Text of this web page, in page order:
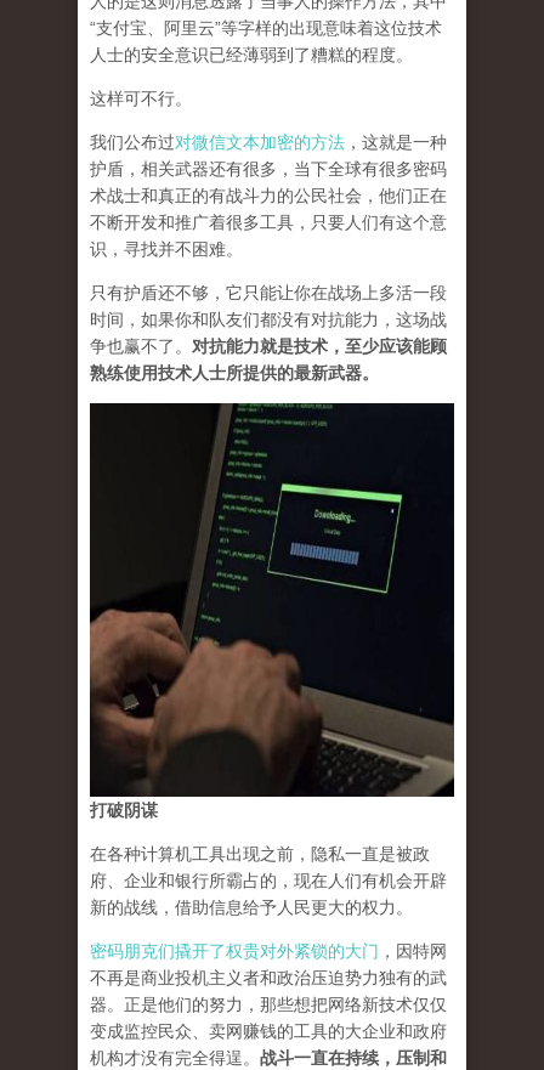
“支付宝、阿里云”等字样的出现意味着这位技术
人士的安全意识已经薄弱到了糟糕的程度。
这样可不行。
我们公布过对微信文本加密的方法 ，这就是一种
护盾，相关武器还有很多，当下全球有很多密码
术战士和真正的有战斗力的公民社会，他们正在
不断开发和推广着很多工具，只要人们有这个意
识，寻找并不困难。
只有护盾还不够，它只能让你在战场上多活一段
时间，如果你和队友们都没有对抗能力，这场战
争也赢不了。 对抗能力就是技术，至少应该能顾
熟练使用技术人士所提供的最新武器。
打破阴谋
在各种计算机工具出现之前，隐私一直是被政
府、企业和银行所霸占的，现在人们有机会开辟
新的战线，借助信息给予人民更大的权力。
密码朋克们撬开了权贵对外紧锁的大门 ，因特网
不再是商业投机主义者和政治压迫势力独有的武
器。正是他们的努力，那些想把网络新技术仅仅
变成监控民众、卖网赚钱的工具的大企业和政府
机构才没有完全得逞。 战斗一直在持续，压制和